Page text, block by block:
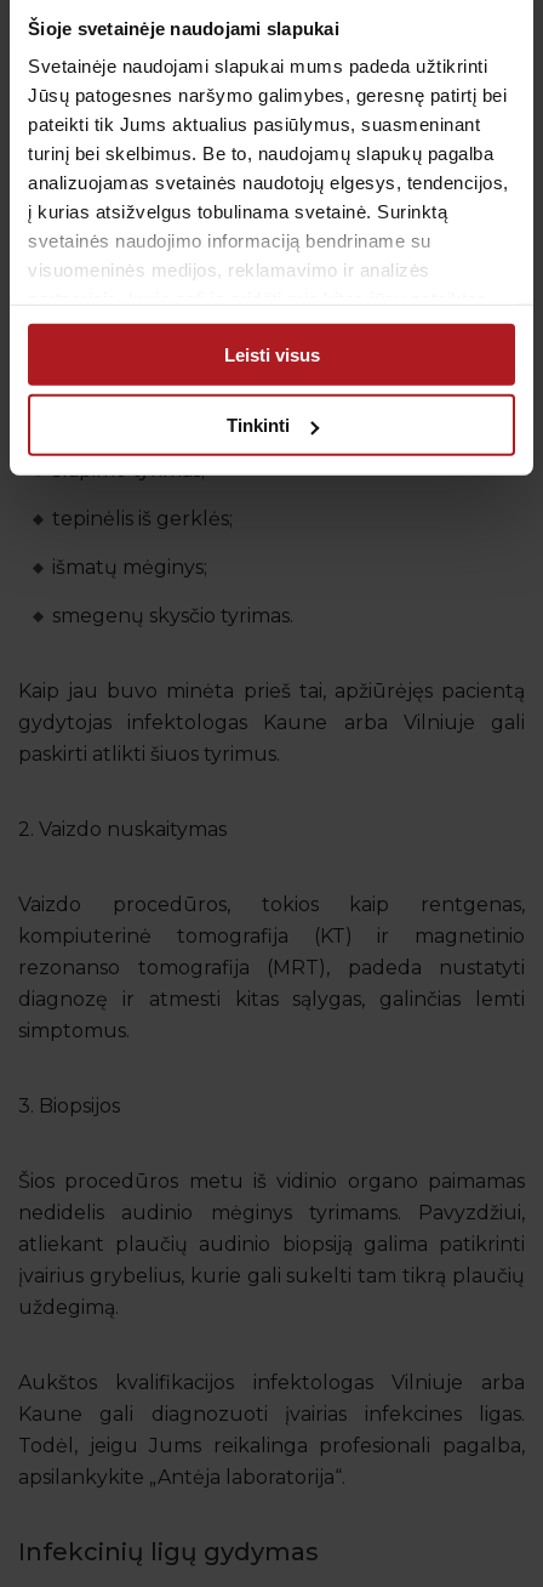
Šioje svetainėje naudojami slapukai
Svetainėje naudojami slapukai mums padeda užtikrinti
Jūsų patogesnes naršymo galimybes, geresnę patirtį bei
pateikti tik Jums aktualius pasiūlymus, suasmeninant
turinį bei skelbimus. Be to, naudojamų slapukų pagalba
analizuojamas svetainės naudotojų elgesys, tendencijos,
į kurias atsižvelgus tobulinama svetainė. Surinktą
svetainės naudojimo informaciją bendriname su
visuomeninės medijos, reklamavimo ir analizės
arba naudojant paslaugas surinktos informacijos.
Leisti visus
Tinkinti
Infekcinių ligų diagnostika
Infekcinėms ligoms diagnozuoti dažniausiai
atliekamos tokios procedūros kaip:
1. Laboratoriniai tyrimai
Daugelis infekcinių ligų turi panašius požymius ir
simptomus. Kūno skysčio mėginiai gali padėti
šlapimo tyrimas;
tepinėlis iš gerklės;
išmatų mėginys;
smegenų skysčio tyrimas.
Kaip jau buvo minėta prieš tai, apžiūrėjęs pacientą
gydytojas infektologas Kaune arba Vilniuje gali
paskirti atlikti šiuos tyrimus.
2. Vaizdo nuskaitymas
Vaizdo procedūros, tokios kaip rentgenas,
kompiuterinė tomografija (KT) ir magnetinio
rezonanso tomografija (MRT), padeda nustatyti
diagnozę ir atmesti kitas sąlygas, galinčias lemti
simptomus.
3. Biopsijos
Šios procedūros metu iš vidinio organo paimamas
nedidelis audinio mėginys tyrimams. Pavyzdžiui,
atliekant plaučių audinio biopsiją galima patikrinti
įvairius grybelius, kurie gali sukelti tam tikrą plaučių
uždegimą.
Aukštos kvalifikacijos infektologas Vilniuje arba
Kaune gali diagnozuoti įvairias infekcines ligas.
Todėl, jeigu Jums reikalinga profesionali pagalba,
apsilankykite „Antėja laboratorija“.
Infekcinių ligų gydymas